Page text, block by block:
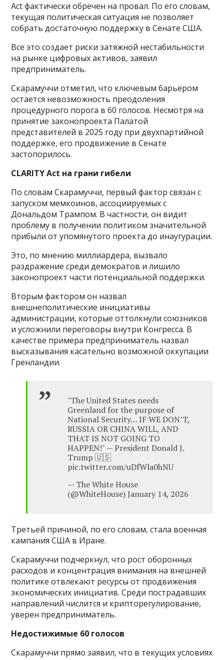
Act фактически обречен на провал. По его словам,
текущая политическая ситуация не позволяет
собрать достаточную поддержку в Сенате США.
Все это создает риски затяжной нестабильности
на рынке цифровых активов, заявил
предприниматель.
Скарамуччи отметил, что ключевым барьером
остается невозможность преодоления
процедурного порога в 60 голосов. Несмотря на
принятие законопроекта Палатой
представителей в 2025 году при двухпартийной
поддержке, его продвижение в Сенате
застопорилось.
CLARITY Act на грани гибели
По словам Скарамуччи, первый фактор связан с
запуском мемкоинов, ассоциируемых с
Дональдом Трампом. В частности, он видит
проблему в получении политиком значительной
прибыли от упомянутого проекта до инаугурации.
Это, по мнению миллиардера, вызвало
раздражение среди демократов и лишило
законопроект части потенциальной поддержки.
Вторым фактором он назвал
внешнеполитические инициативы
администрации, которые оттолкнули союзников
и усложнили переговоры внутри Конгресса. В
качестве примера предприниматель назвал
высказывания касательно возможной оккупации
Гренландии.
"The United States needs
Greenland for the purpose of
National Security… IF WE DON’T,
RUSSIA OR CHINA WILL, AND
THAT IS NOT GOING TO
HAPPEN!" — President Donald J.
Trump 🇺🇸
pic.twitter.com/uDfWla0hNU
— The White House
(@WhiteHouse) January 14, 2026
Третьей причиной, по его словам, стала военная
кампания США в Иране.
Скарамуччи подчеркнул, что рост оборонных
расходов и концентрация внимания на внешней
политике отвлекают ресурсы от продвижения
экономических инициатив. Среди пострадавших
направлений числится и крипторегулирование,
уверен предприниматель.
Недостижимые 60 голосов
Скарамуччи прямо заявил, что в текущих условиях